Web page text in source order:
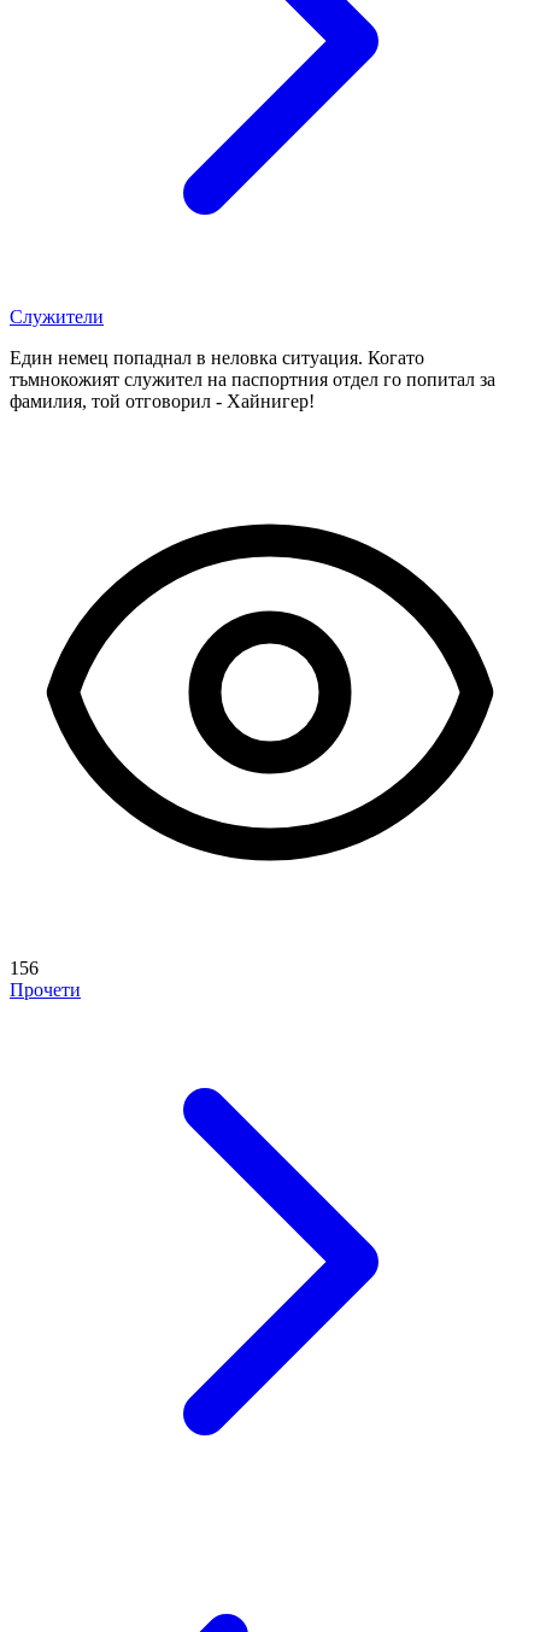
Служители
Един немец попаднал в неловка ситуация. Когато
тъмнокожият служител на паспортния отдел го попитал за
фамилия, той отговорил - Хайнигер!
156
Прочети